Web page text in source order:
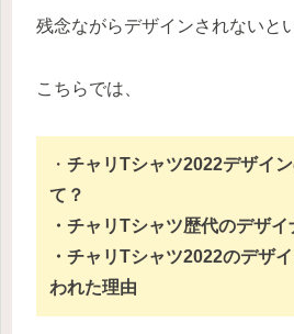
残念ながらデザインされないと
こちらでは、
・ チャリTシャツ2022デザイ
て？
・チャリTシャツ歴代のデザイ
・チャリTシャツ2022のデザ
われた理由